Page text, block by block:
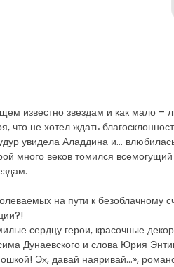
известно звездам и как мало
не хотел ждать
увидела Аладдина и…
много веков томился
на пути к безоблачному
сердцу герои, красочные
Дунаевского и слова Юрия
Эх, давай наяривай…»,